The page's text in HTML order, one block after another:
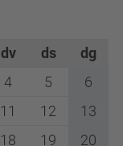
dv ds
dg
4 5
6
11 12
13
18 19
20